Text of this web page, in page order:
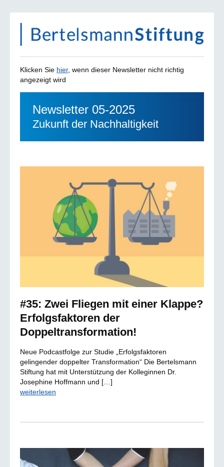
Klicken Sie hier, wenn dieser Newsletter nicht richtig
angezeigt wird
Newsletter 05-2025
Zukunft der Nachhaltigkeit
#35: Zwei Fliegen mit einer Klappe?
Erfolgsfaktoren der
Doppeltransformation!
Neue Podcastfolge zur Studie „Erfolgsfaktoren
gelingender doppelter Transformation“ Die Bertelsmann
Stiftung hat mit Unterstützung der Kolleginnen Dr.
Josephine Hoffmann und […]
weiterlesen